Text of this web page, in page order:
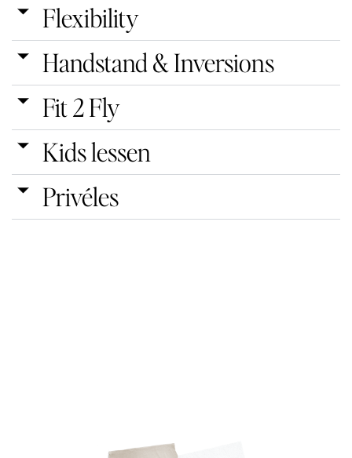
Flexibility
Handstand & Inversions
Fit 2 Fly
Kids lessen
Privéles